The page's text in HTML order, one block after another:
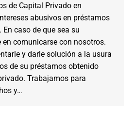
de Capital Privado en
abusivos en préstamos
caso de que sea su
comunicarse con nosotros.
y darle solución a la usura
de su préstamos obtenido
Trabajamos para
y…